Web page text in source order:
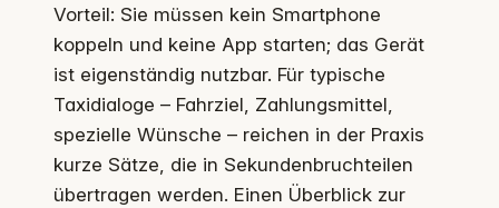
Vorteil: Sie müssen kein Smartphone
koppeln und keine App starten; das Gerät
ist eigenständig nutzbar. Für typische
Taxidialoge – Fahrziel, Zahlungsmittel,
spezielle Wünsche – reichen in der Praxis
kurze Sätze, die in Sekundenbruchteilen
übertragen werden. Einen Überblick zur